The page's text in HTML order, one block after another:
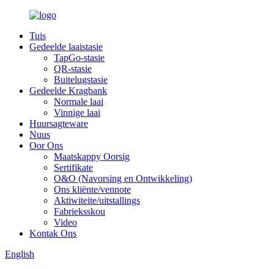
Tuis
Gedeelde laaistasie
TapGo-stasie
QR-stasie
Buitelugstasie
Gedeelde Kragbank
Normale laai
Vinnige laai
Huursagteware
Nuus
Oor Ons
Maatskappy Oorsig
Sertifikate
O&O (Navorsing en Ontwikkeling)
Ons kliënte/vennote
Aktiwiteite/uitstallings
Fabrieksskou
Video
Kontak Ons
English